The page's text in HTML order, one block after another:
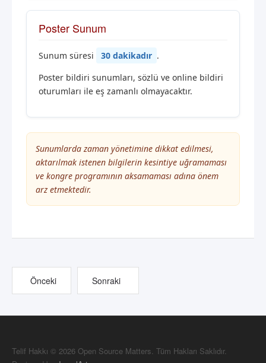
Poster Sunum
Sunum süresi 30 dakikadır .
Poster bildiri sunumları, sözlü ve online bildiri
oturumları ile eş zamanlı olmayacaktır.
Sunumlarda zaman yönetimine dikkat edilmesi,
aktarılmak istenen bilgilerin kesintiye uğramaması
ve kongre programının aksamaması adına önem
arz etmektedir.
Önceki Sonraki
Telif Hakkı © 2026 Open Source Matters. Tüm Hakları Saklıdır.